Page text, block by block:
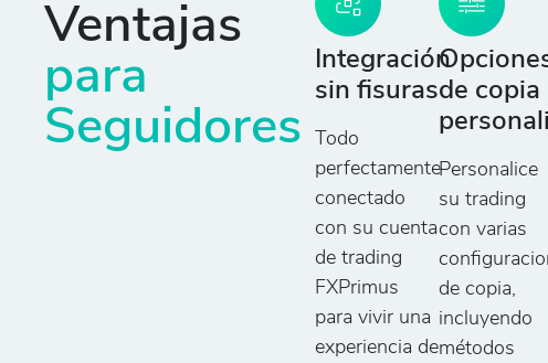
Ventajas
para
Seguidores
Integración
sin fisuras
Todo
perfectamente
conectado
con su cuenta
de trading
FXPrimus
para vivir una
experiencia de
de copia
Personalice
su trading
con varias
de copia,
incluyendo
métodos